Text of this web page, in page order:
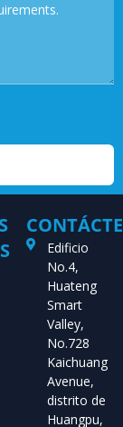
Edificio
No.4,
Huateng
Smart
Valley,
No.728
Kaichuang
Avenue,
distrito de
Huangpu,